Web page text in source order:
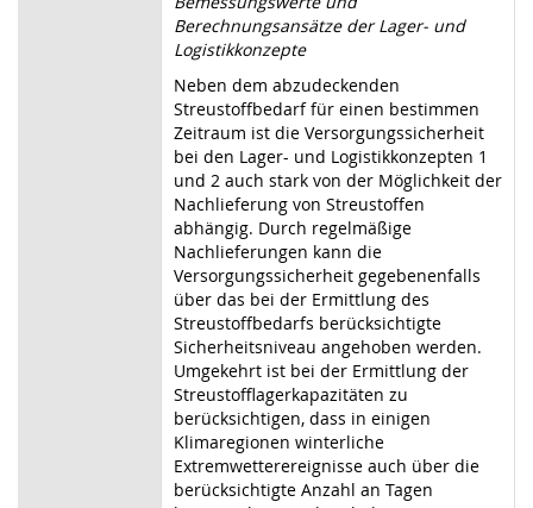
Berechnungsansätze der Lager- und
Logistikkonzepte
Neben dem abzudeckenden
Streustoffbedarf für einen bestimmen
Zeitraum ist die Versorgungssicherheit
bei den Lager- und Logistikkonzepten 1
und 2 auch stark von der Möglichkeit der
Nachlieferung von Streustoffen
abhängig. Durch regelmäßige
Nachlieferungen kann die
Versorgungssicherheit gegebenenfalls
über das bei der Ermittlung des
Streustoffbedarfs berücksichtigte
Sicherheitsniveau angehoben werden.
Umgekehrt ist bei der Ermittlung der
Streustofflagerkapazitäten zu
berücksichtigen, dass in einigen
Klimaregionen winterliche
Extremwetterereignisse auch über die
berücksichtigte Anzahl an Tagen